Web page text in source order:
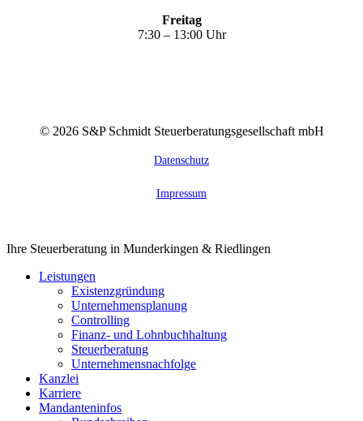
Freitag
7:30 – 13:00 Uhr
© 2026S&P Schmidt Steuerberatungsgesellschaft mbH
Datenschutz
Impressum
Close
Ihre Steuerberatung in Munderkingen & Riedlingen
Leistungen
Existenzgründung
Unternehmensplanung
Controlling
Finanz- und Lohnbuchhaltung
Steuerberatung
Unternehmensnachfolge
Kanzlei
Karriere
Mandanteninfos